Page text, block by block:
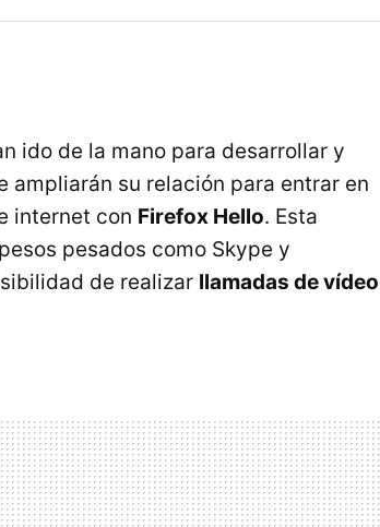
ido de la mano para desarrollar y
ampliarán su relación para entrar en
internet con Firefox Hello. Esta
pesados como Skype y
de realizar llamadas de vídeo